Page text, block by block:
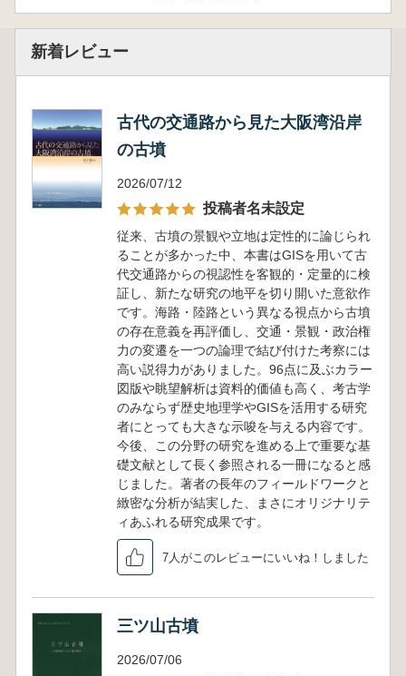
新着レビュー
古代の交通路から見た大阪湾沿岸
の古墳
2026/07/12
投稿者名未設定
従来、古墳の景観や立地は定性的に論じられ
ることが多かった中、本書はGISを用いて古
代交通路からの視認性を客観的・定量的に検
証し、新たな研究の地平を切り開いた意欲作
です。海路・陸路という異なる視点から古墳
の存在意義を再評価し、交通・景観・政治権
力の変遷を一つの論理で結び付けた考察には
高い説得力がありました。96点に及ぶカラー
図版や眺望解析は資料的価値も高く、考古学
のみならず歴史地理学やGISを活用する研究
者にとっても大きな示唆を与える内容です。
今後、この分野の研究を進める上で重要な基
礎文献として長く参照される一冊になると感
じました。著者の長年のフィールドワークと
緻密な分析が結実した、まさにオリジナリテ
ィあふれる研究成果です。
7人がこのレビューにいいね！しました
三ツ山古墳
2026/07/06